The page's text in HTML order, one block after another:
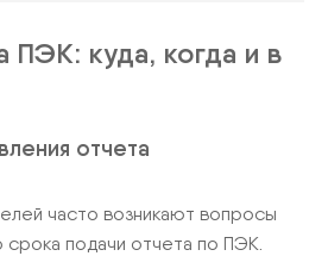
ПЭК: куда, когда и в
отчета
часто возникают вопросы
срока подачи отчета по ПЭК.